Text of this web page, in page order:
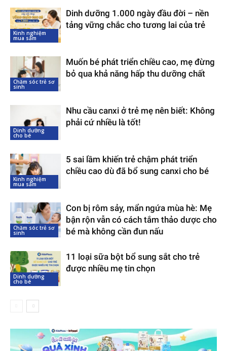
Kinh nghiệm
mua sắm
Dinh dưỡng 1.000 ngày đầu đời – nền
tảng vững chắc cho tương lai của trẻ
Chăm sóc trẻ sơ
sinh
Muốn bé phát triển chiều cao, mẹ đừng
bỏ qua khả năng hấp thu dưỡng chất
Dinh dưỡng
cho bé
Nhu cầu canxi ở trẻ mẹ nên biết: Không
phải cứ nhiều là tốt!
Kinh nghiệm
mua sắm
5 sai lầm khiến trẻ chậm phát triển
chiều cao dù đã bổ sung canxi cho bé
Chăm sóc trẻ sơ
sinh
Con bị rôm sảy, mẩn ngứa mùa hè: Mẹ
bận rộn vẫn có cách tắm thảo dược cho
bé mà không cần đun nấu
Dinh dưỡng
cho bé
11 loại sữa bột bổ sung sắt cho trẻ
được nhiều mẹ tin chọn